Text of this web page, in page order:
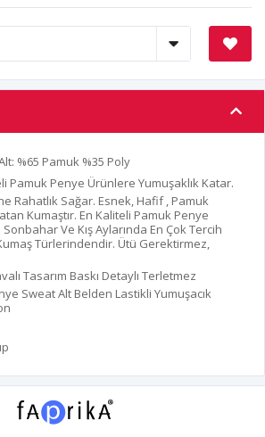
%65 Pamuk %35 Poly
Pamuk Penye Ürünlere Yumuşaklık Katar.
Rahatlık Sağar. Esnek, Hafif , Pamuk
Kumaştır. En Kaliteli Pamuk Penye
Ve Kış Aylarında En Çok Tercih
Türlerindendir. Ütü Gerektirmez,
Tasarım Baskı Detaylı Terletmez
Sweat Alt Belden Lastikli Yumuşacık
VER